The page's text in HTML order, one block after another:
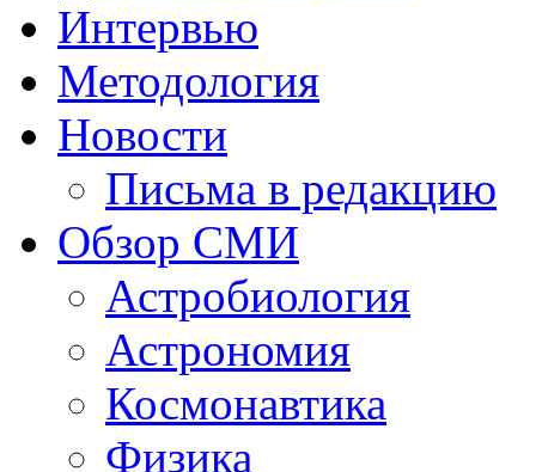
Интервью
Методология
Новости
Письма в редакцию
Обзор СМИ
Астробиология
Астрономия
Космонавтика
Физика